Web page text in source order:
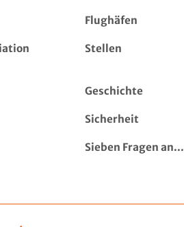
Flughäfen
Stellen
Geschichte
Sicherheit
Sieben Fragen an...